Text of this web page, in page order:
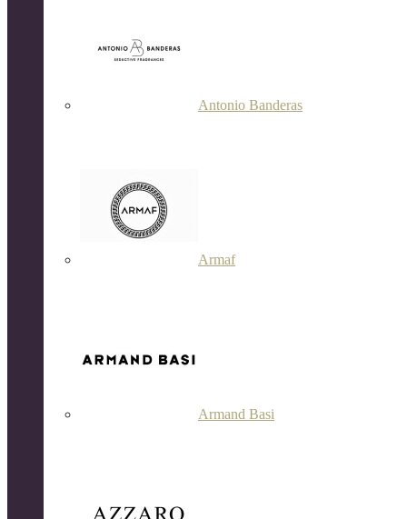
Antonio Banderas
Armaf
Armand Basi